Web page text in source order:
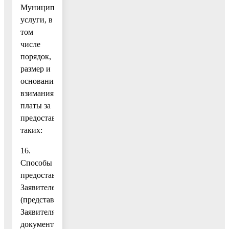
Муниципальной
услуги, в
том
числе
порядок,
размер и
основания
взимания
платы за
предоставления
таких:
16.
Способы
предоставления
Заявителем
(представителем
Заявителя)
документов,